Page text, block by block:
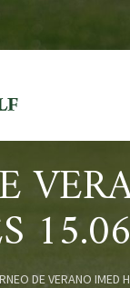
DE VERANO IMED